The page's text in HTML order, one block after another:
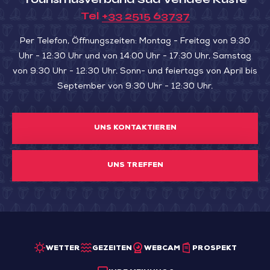
Tel +33 2515 63737
Per Telefon, Öffnungszeiten: Montag - Freitag von 9:30
Uhr - 12:30 Uhr und von 14:00 Uhr - 17:30 Uhr, Samstag
von 9:30 Uhr - 12:30 Uhr. Sonn- und feiertags von April bis
September von 9:30 Uhr - 12:30 Uhr.
UNS KONTAKTIEREN
UNS TREFFEN
WETTER GEZEITEN WEBCAM PROSPEKT